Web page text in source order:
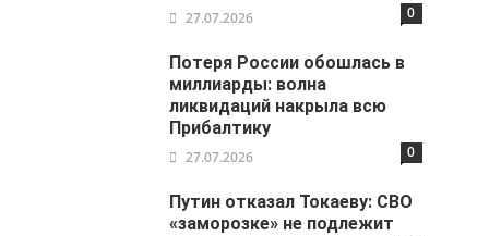
27.07.2026 0
Потеря России обошлась в
миллиарды: волна
ликвидаций накрыла всю
Прибалтику
27.07.2026 0
Путин отказал Токаеву: СВО
«заморозке» не подлежит